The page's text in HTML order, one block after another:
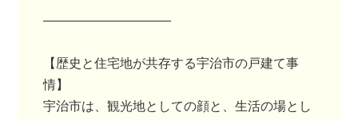
――――――――――
【歴史と住宅地が共存する宇治市の戸建て事
情】
宇治市は、観光地としての顔と、生活の場とし